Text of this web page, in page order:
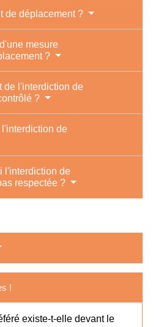
de déplacement ?
mesure
?
de l'interdiction de
?
de
l'interdiction de
respectée ?
!
existe-t-elle devant le